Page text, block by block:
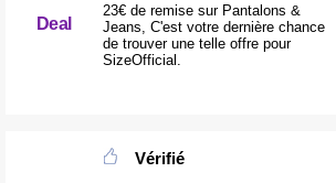
Deal
23€ de remise sur Pantalons &
Jeans, C'est votre dernière chance
de trouver une telle offre pour
SizeOfficial.
Vérifié